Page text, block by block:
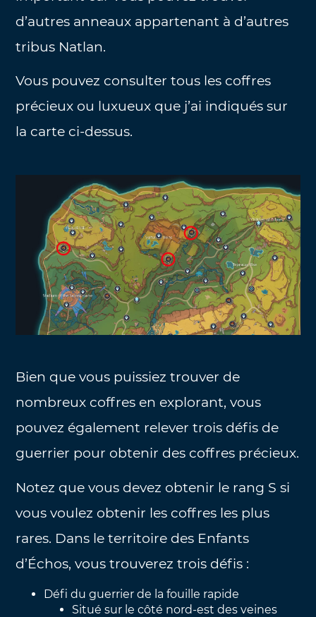
d’autres anneaux appartenant à d’autres
tribus Natlan.
Vous pouvez consulter tous les coffres
précieux ou luxueux que j’ai indiqués sur
la carte ci-dessus.
Bien que vous puissiez trouver de
nombreux coffres en explorant, vous
pouvez également relever trois défis de
guerrier pour obtenir des coffres précieux.
Notez que vous devez obtenir le rang S si
vous voulez obtenir les coffres les plus
rares. Dans le territoire des Enfants
d’Échos, vous trouverez trois défis :
Défi du guerrier de la fouille rapide
Situé sur le côté nord-est des veines